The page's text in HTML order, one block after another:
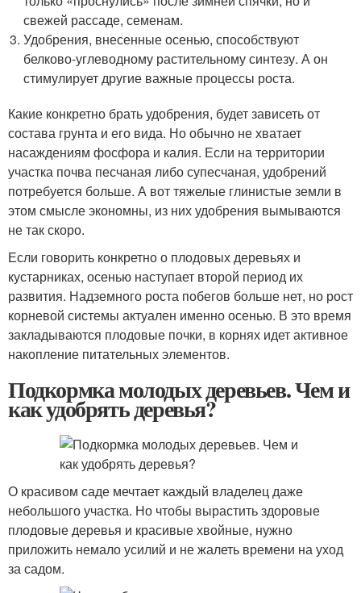
свежей рассаде, семенам.
Удобрения, внесенные осенью, способствуют
белково-углеводному растительному синтезу. А он
стимулирует другие важные процессы роста.
Какие конкретно брать удобрения, будет зависеть от
состава грунта и его вида. Но обычно не хватает
насаждениям фосфора и калия. Если на территории
участка почва песчаная либо супесчаная, удобрений
потребуется больше. А вот тяжелые глинистые земли в
этом смысле экономны, из них удобрения вымываются
не так скоро.
Если говорить конкретно о плодовых деревьях и
кустарниках, осенью наступает второй период их
развития. Надземного роста побегов больше нет, но рост
корневой системы актуален именно осенью. В это время
закладываются плодовые почки, в корнях идет активное
накопление питательных элементов.
Подкормка молодых деревьев. Чем и
как удобрять деревья?
О красивом саде мечтает каждый владелец даже
небольшого участка. Но чтобы вырастить здоровые
плодовые деревья и красивые хвойные, нужно
приложить немало усилий и не жалеть времени на уход
за садом.